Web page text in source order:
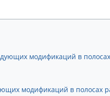
модификаций в
модификаций в полосах